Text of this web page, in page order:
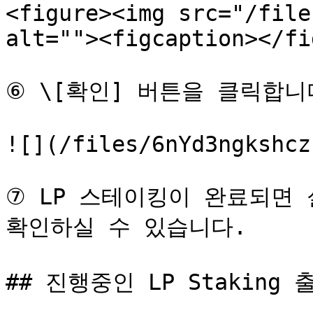
<figure><img src="/files/
alt=""><figcaption></
⑥ \[확인] 버튼을 클릭합
![](/files/
⑦ LP 스테이킹이 완료되면
확인하실 수 있습니다.
## 진행중인 LP Staking